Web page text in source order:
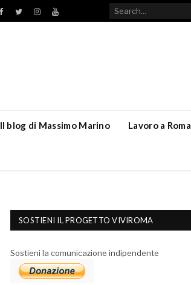
Facebook
TwitterInstagramYouTube
Il blog di Massimo Marino Lavoro a Roma
SOSTIENI IL PROGETTO VIVIROMA
Sostieni la comunicazione indipendente